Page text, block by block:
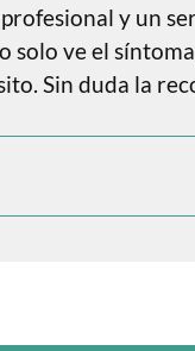
y un
solo ve el
Sin duda la